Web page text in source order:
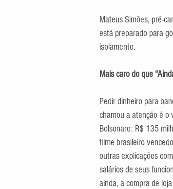
Mateus Simões, pré-
está preparado para
isolamento.
Mais caro do que
Pedir dinheiro para
chamou a atenção é o
Bolsonaro: R$ 135
filme brasileiro
outras explicações
salários de seus
ainda, a compra de